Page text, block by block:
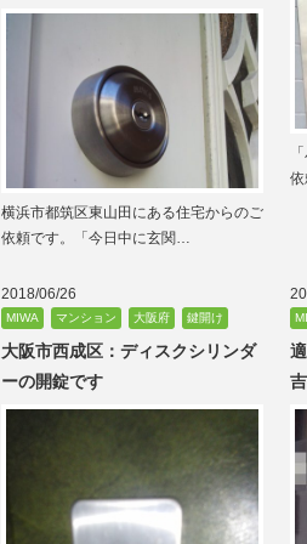
横浜市都筑区東山田にある住宅からのご
依頼です。「今日中に玄関…
2018/06/26
MIWA マンション 大阪府 鍵開け
大阪市西成区：ディスクシリンダ
ーの開錠です